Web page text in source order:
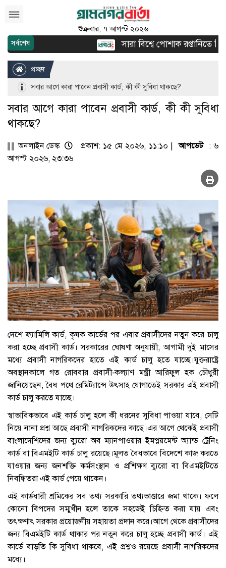
শুক্রবার, ৭ আগস্ট ২০২৬
সর্বশেষ সারা বিশ্বে পোশাক রপ্তানিতে দ্বিতীয়
প্রচ্ছদ
সবার আগে কারা পাবেন প্রবাসী কার্ড, কী কী সুবিধা থাকছে?
সবার আগে কারা পাবেন প্রবাসী কার্ড, কী কী সুবিধা
থাকছে?
অনলাইন ডেস্ক প্রকাশ: ১৫ মে ২০২৬, ১১:১০ |আপডেট: ৬
আগস্ট ২০২৬, ২৩:৩৬
দেশে ফ্যামিলি কার্ড, কৃষক কার্ডের পর এবার প্রবাসীদের নতুন করে চালু
করা হচ্ছে প্রবাসী কার্ড। সরকারের ঘোষণা অনুযায়ী, আগামী দুই মাসের
মধ্যে প্রবাসী নাগরিকদের হাতে এই কার্ড চালু হতে যাচ্ছে।যুক্তরাষ্ট্রে
অবস্থানকালে গত রোববার প্রবাসী-কল্যাণ মন্ত্রী আরিফুল হক চৌধুরী
জানিয়েছেন, বৈধ পথে রেমিট্যান্সে উৎসাহ যোগাতেই সরকার এই প্রবাসী
কার্ড চালু করতে যাচ্ছে।
স্বাভাবিকভাবে এই কার্ড চালু হলে কী ধরনের সুবিধা পাওয়া যাবে, সেটি
নিয়ে নানা প্রশ্ন আছে প্রবাসী নাগরিকদের কাছে।এর আগে থেকেই প্রবাসী
বাংলাদেশিদের জন্য ব্যুরো অব ম্যানপাওয়ার ইমপ্লয়মেন্ট অ্যান্ড ট্রেনিং
কার্ড বা বিএমইটি কার্ড চালু রয়েছে।মূলত বৈধভাবে বিদেশে কাজ করতে
যাওয়ার জন্য জনশক্তি কর্মসংস্থান ও প্রশিক্ষণ ব্যুরো বা বিএমইটিতে
নিবন্ধিতরা এই কার্ড পেয়ে থাকেন।
এই কার্ডধারী শ্রমিকের সব তথ্য সরকারি তথ্যভাণ্ডারে জমা থাকে। ফলে
কোনো বিপদের সম্মুখীন হলে তাকে সহজেই চিহ্নিত করা যায় এবং
তৎক্ষণাৎ সরকার প্রয়োজনীয় সহায়তা প্রদান করে।আগে থেকে প্রবাসীদের
জন্য বিএমইটি কার্ড থাকার পর নতুন করে চালু হচ্ছে প্রবাসী কার্ড। এই
কার্ডে বাড়তি কি সুবিধা থাকবে, এই প্রশ্নও রয়েছে প্রবাসী নাগরিকদের
মধ্যে।